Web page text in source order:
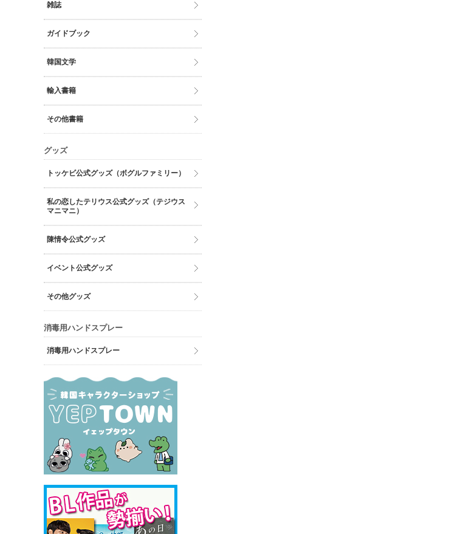
雑誌
ガイドブック
韓国文学
輸入書籍
その他書籍
グッズ
トッケビ公式グッズ（ボグルファミリー）
私の恋したテリウス公式グッズ（テジウス
マニマニ）
陳情令公式グッズ
イベント公式グッズ
その他グッズ
消毒用ハンドスプレー
消毒用ハンドスプレー